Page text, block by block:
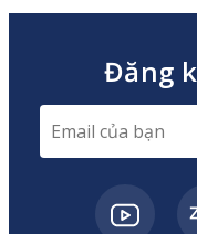
Đăng